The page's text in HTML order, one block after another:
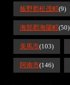
板野郡松茂町(9)
海部郡海陽町(50)
美馬市(103)
阿南市(146)